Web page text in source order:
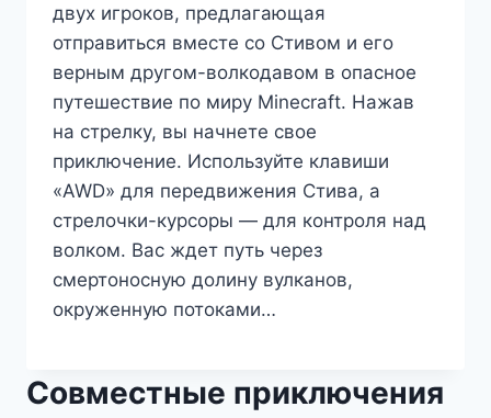
двух игроков, предлагающая
отправиться вместе со Стивом и его
верным другом-волкодавом в опасное
путешествие по миру Minecraft. Нажав
на стрелку, вы начнете свое
приключение. Используйте клавиши
«AWD» для передвижения Стива, а
стрелочки-курсоры — для контроля над
волком. Вас ждет путь через
смертоносную долину вулканов,
окруженную потоками…
Совместные приключения